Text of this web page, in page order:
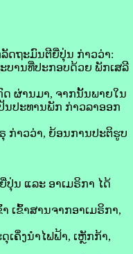
ດຖະມົນຕີ​ຍີ່ປຸ່ນ ກ່າວ​ວ່າ:
ບານ​ທີ່​ປະກອບ​ດ້ວຍ ພັກ​ເສລີ​
ດ ຜ່ານ​ມາ, ຈາກນັ້ນພາຍ​ໃນ​
ນປະທານ​ພັກ ກ່າວ​ລາ​ອອກ​
ກ່າວ​ວ່າ, ​ຍ້ອນ​ການ​ປະຕິ​ຮູບ​
ນ ແລະ ອາ​ເມ​ຣິ​ກາ ໄດ້​
ເຂົ້າສານ​ຈາກ​ອາ​ເມ​ຣິ​ກາ,
ຄິ່ງ​ນຳ​ໄຟຟ້າ, ເຫຼັກ​ກ້າ,